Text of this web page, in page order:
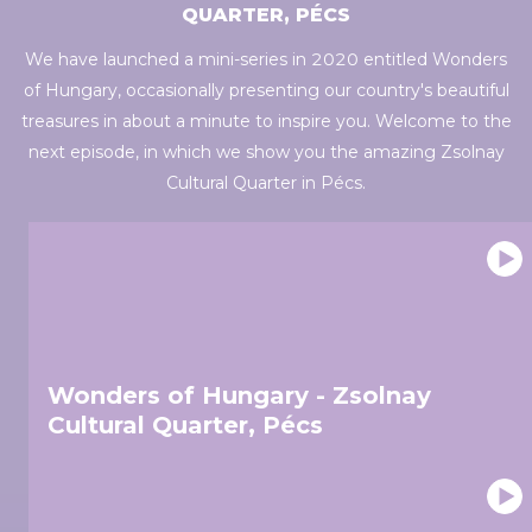
QUARTER, PÉCS
We have launched a mini-series in 2020 entitled Wonders
of Hungary, occasionally presenting our country's beautiful
treasures in about a minute to inspire you. Welcome to the
next episode, in which we show you the amazing Zsolnay
Cultural Quarter in Pécs.
Wonders of Hungary - Zsolnay
Cultural Quarter, Pécs